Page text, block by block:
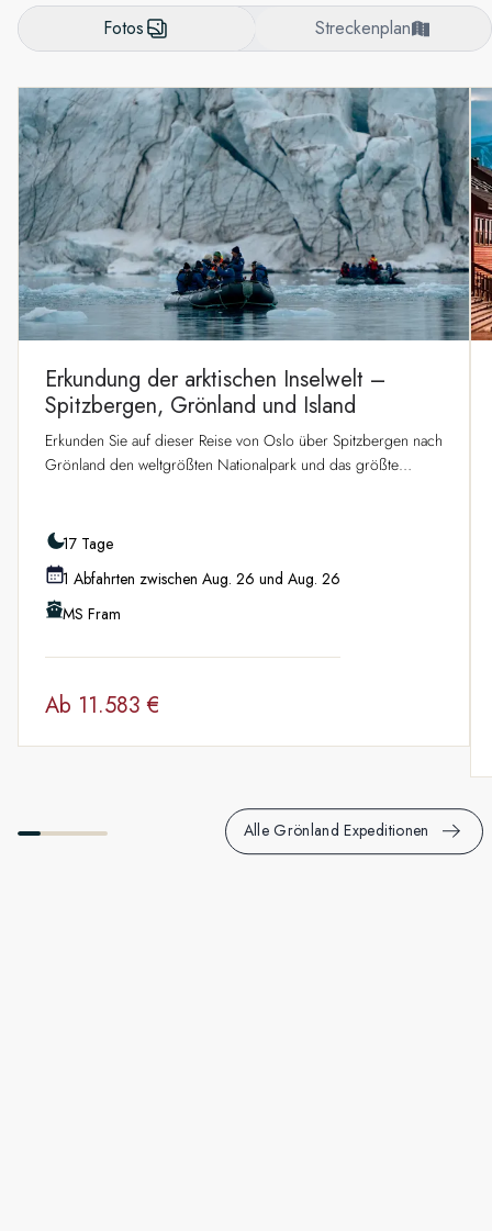
Fotos Streckenplan
Erkundung der arktischen Inselwelt –
Spitzbergen, Grönland und Island
Erkunden Sie auf dieser Reise von Oslo über Spitzbergen nach
Grönland den weltgrößten Nationalpark und das größte
faszinierende Natur, wenn wir auf unserer flexiblen Reiseroute
das Beste aus den jeweiligen Gegebenheiten machen. Freuen
Sie sich auf die Teilnahme an Vorträgen, Forschungsprojekten
und Präsentationen.
17 Tage
1 Abfahrten zwischen Aug. 26 und Aug. 26
MS Fram
Ab 11.583 €
Alle Grönland Expeditionen